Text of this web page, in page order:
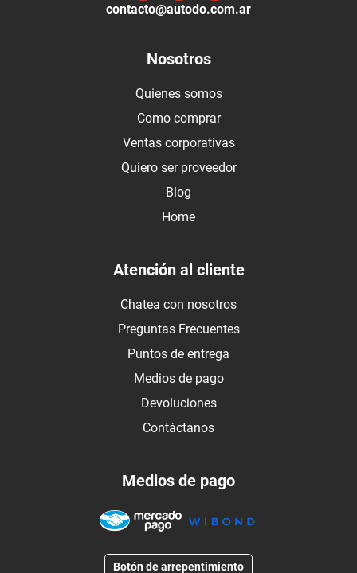
contacto@autodo.com.ar
Nosotros
Quienes somos
Como comprar
Ventas corporativas
Quiero ser proveedor
Blog
Home
Atención al cliente
Chatea con nosotros
Preguntas Frecuentes
Puntos de entrega
Medios de pago
Devoluciones
Contáctanos
Medios de pago
Botón de arrepentimiento